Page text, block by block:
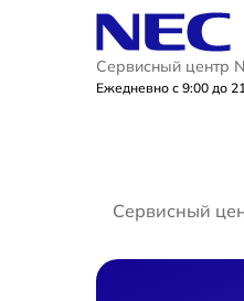
Сервисный центр
Ежедневно с 9:00 до
Сервисный